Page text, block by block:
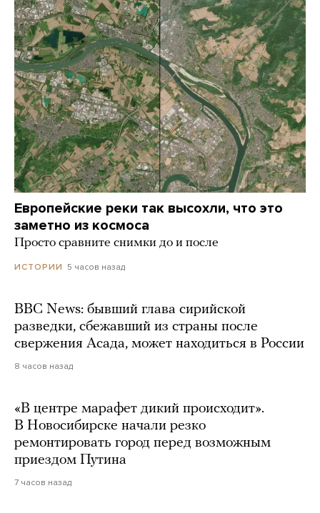
Европейские реки так высохли, что это
заметно из космоса
Просто сравните снимки до и после
ИСТОРИИ 5 часов назад
BBC News: бывший глава сирийской
разведки, сбежавший из страны после
свержения Асада, может находиться в России
8 часов назад
«В центре марафет дикий происходит».
В Новосибирске начали резко
ремонтировать город перед возможным
приездом Путина
7 часов назад